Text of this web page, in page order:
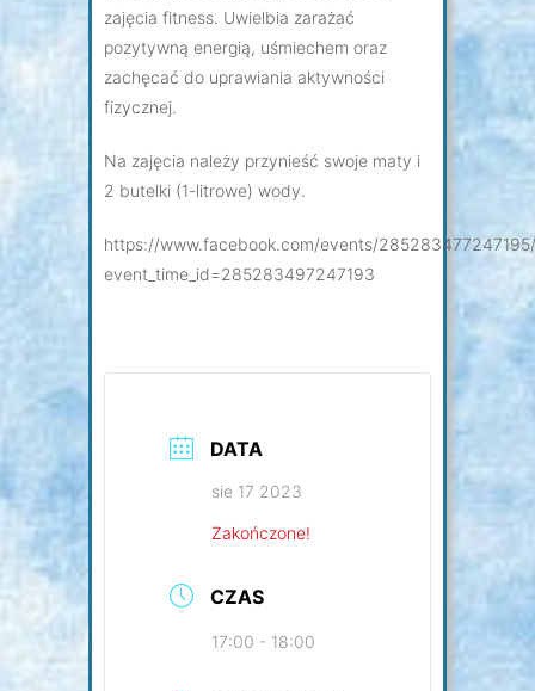
zajęcia fitness. Uwielbia zarażać
pozytywną energią, uśmiechem oraz
zachęcać do uprawiania aktywności
fizycznej.
Na zajęcia należy przynieść swoje maty i
2 butelki (1-litrowe) wody.
https://www.facebook.com/events/
event_time_id=285283497247193
DATA
sie 17 2023
Zakończone!
CZAS
17:00 - 18:00